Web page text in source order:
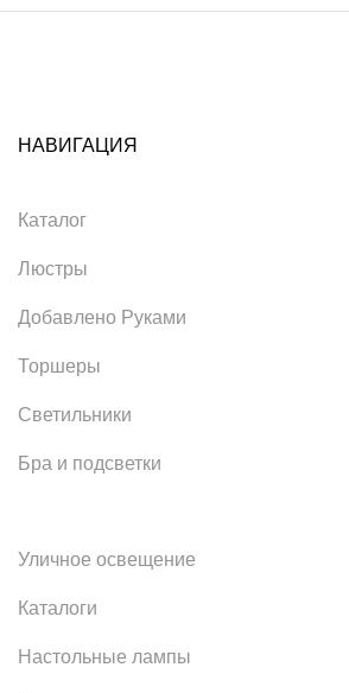
НАВИГАЦИЯ
Каталог
Люстры
Добавлено Руками
Торшеры
Светильники
Бра и подсветки
Уличное освещение
Каталоги
Настольные лампы